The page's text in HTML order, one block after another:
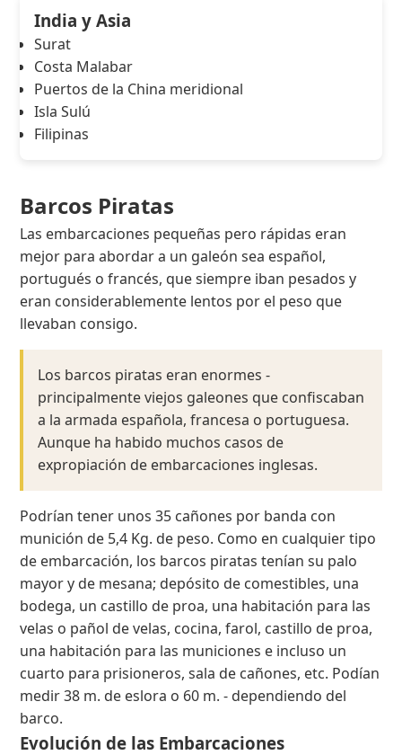
India y Asia
Surat
Costa Malabar
Puertos de la China meridional
Isla Sulú
Filipinas
Barcos Piratas
Las embarcaciones pequeñas pero rápidas eran
mejor para abordar a un galeón sea español,
portugués o francés, que siempre iban pesados y
eran considerablemente lentos por el peso que
llevaban consigo.
Los barcos piratas eran enormes -
principalmente viejos galeones que confiscaban
a la armada española, francesa o portuguesa.
Aunque ha habido muchos casos de
expropiación de embarcaciones inglesas.
Podrían tener unos 35 cañones por banda con
munición de 5,4 Kg. de peso. Como en cualquier tipo
de embarcación, los barcos piratas tenían su palo
mayor y de mesana; depósito de comestibles, una
bodega, un castillo de proa, una habitación para las
velas o pañol de velas, cocina, farol, castillo de proa,
una habitación para las municiones e incluso un
cuarto para prisioneros, sala de cañones, etc. Podían
medir 38 m. de eslora o 60 m. - dependiendo del
barco.
Evolución de las Embarcaciones